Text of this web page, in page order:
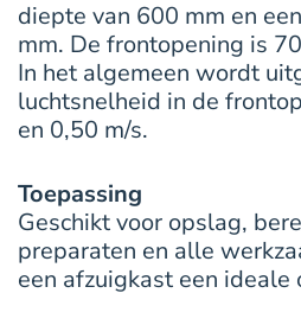
diepte van 600 mm en
mm. De frontopening is
In het algemeen wordt
luchtsnelheid in de
en 0,50 m/s.
Toepassing
Geschikt voor opslag,
preparaten en alle
een afzuigkast een ideale